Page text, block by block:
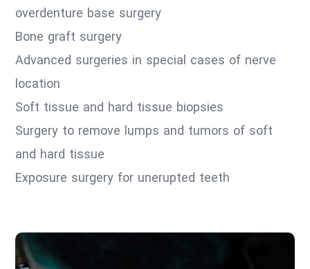
overdenture base surgery
Bone graft surgery
Advanced surgeries in special cases of nerve
location
Soft tissue and hard tissue biopsies
Surgery to remove lumps and tumors of soft
and hard tissue
Exposure surgery for unerupted teeth